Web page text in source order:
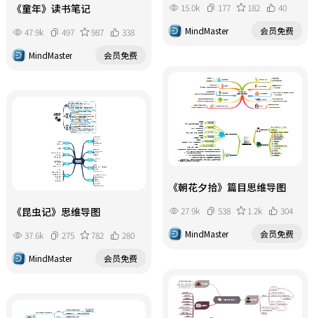
《童年》读书笔记
47.9k 497 987
338
MindMaster
会员免费
15.0k 177 182
40
MindMaster
会员免费
《朝花夕拾》篇目思维导图
27.9k 538 1.2k
304
MindMaster
会员免费
《昆虫记》思维导图
37.6k 275 782
280
MindMaster
会员免费